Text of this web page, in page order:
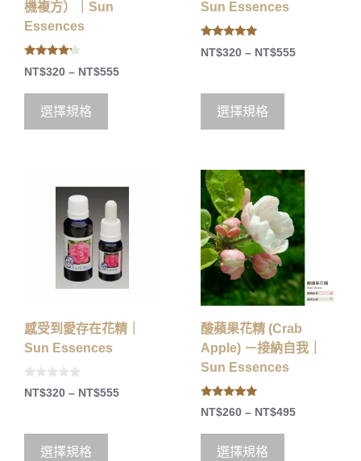
機複方）｜Sun
Essences
4.00
out of 5
NT$320 – NT$555
選擇規格
Sun Essences
5.00
out of 5
NT$320 – NT$555
選擇規格
感受到愛存在花精｜
Sun Essences
0
oNT$320 – NT$555
選擇規格
酸蘋果花精 (Crab
Apple) －接納自我｜
Sun Essences
5.00
out of 5
NT$260 – NT$495
選擇規格